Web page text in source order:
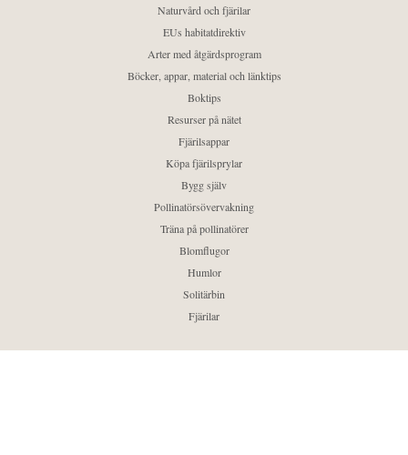
Naturvård och fjärilar
EUs habitatdirektiv
Arter med åtgärdsprogram
Böcker, appar, material och länktips
Boktips
Resurser på nätet
Fjärilsappar
Köpa fjärilsprylar
Bygg själv
Pollinatörsövervakning
Träna på pollinatörer
Blomflugor
Humlor
Solitärbin
Fjärilar